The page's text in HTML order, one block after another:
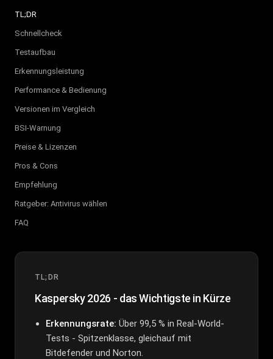
TL;DR
Schnellcheck
Testaufbau
Erkennungsleistung
Performance & Bedienung
Versionen im Vergleich
BSI-Warnung
Preise & Lizenzen
Pros & Cons
Empfehlung
Ratgeber: Antivirus wählen
FAQ
TL;DR
Kaspersky 2026 - das Wichtigste in Kürze
Erkennungsrate: Über 99,5 % in Real-World-
Tests - Spitzenklasse, gleichauf mit
Bitdefender und Norton.